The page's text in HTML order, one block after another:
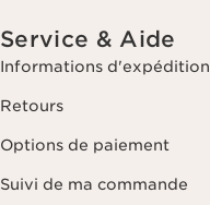
Service & Aide
Informations d'expédition
Retours
Options de paiement
Suivi de ma commande